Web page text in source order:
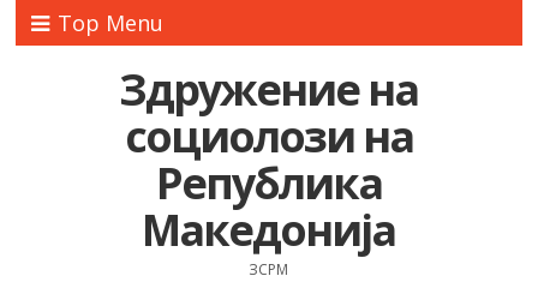
Top Menu
Здружение на
социолози на
Република
Македонија
ЗСРМ